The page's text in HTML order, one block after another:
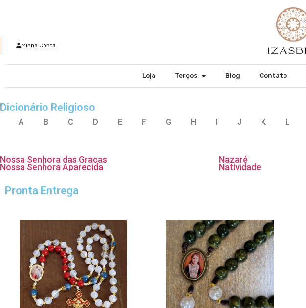
Minha Conta
Loja Terços Blog Contato
Dicionário Religioso
A B C D E F G H I J K L
Nossa Senhora das Graças Nazaré
Nossa Senhora Aparecida Natividade
Pronta Entrega